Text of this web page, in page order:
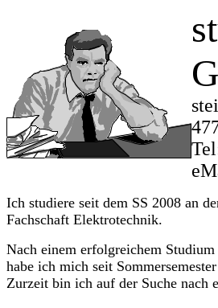
Ich studiere seit dem SS 2008 an
Fachschaft Elektrotechnik.
Nach einem erfolgreichem
habe ich mich seit
Zurzeit bin ich auf der Suche nach